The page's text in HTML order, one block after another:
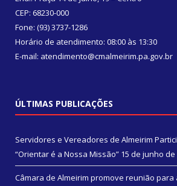
CEP: 68230-000
Fone: (93) 3737-1286
Horário de atendimento: 08:00 às 13:30
E-mail: atendimento@cmalmeirim.pa.gov.br
ÚLTIMAS PUBLICAÇÕES
Servidores e Vereadores de Almeirim
“Orientar é a Nossa Missão” 15 de junho de
Câmara de Almeirim promove reunião para